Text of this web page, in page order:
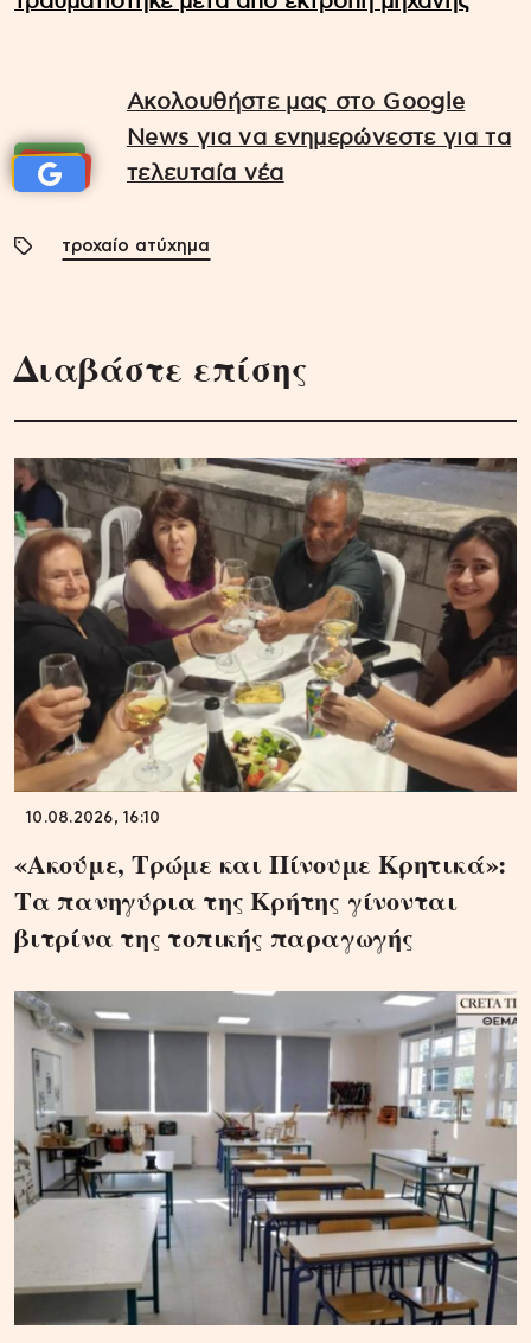
Ακολουθήστε μας στο Google
News για να ενημερώνεστε για τα
τελευταία νέα
τροχαίο ατύχημα
Διαβάστε επίσης
10.08.2026, 16:10
«Ακούμε, Τρώμε και Πίνουμε Κρητικά»:
Τα πανηγύρια της Κρήτης γίνονται
βιτρίνα της τοπικής παραγωγής